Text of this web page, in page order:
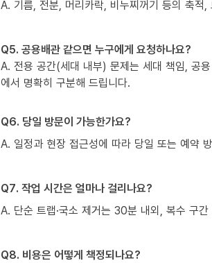
A. 기름, 전분, 머리카락, 비누찌꺼기 등의 축
Q5. 공용배관 같으면 누구에게 요청하나요?
A. 전용 공간(세대 내부) 문제는 세대 책임, 공
에서 명확히 구분해 드립니다.
Q6. 당일 방문이 가능한가요?
A. 일정과 현장 접근성에 따라 당일 또는 예약
Q7. 작업 시간은 얼마나 걸리나요?
A. 단순 트랩·국소 제거는 30분 내외, 복수 구
Q8. 비용은 어떻게 책정되나요?